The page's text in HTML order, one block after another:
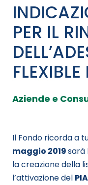
PER IL
Aziende e
Il Fondo ricorda a
maggio 2019sarà
la creazione della
l’attivazione del